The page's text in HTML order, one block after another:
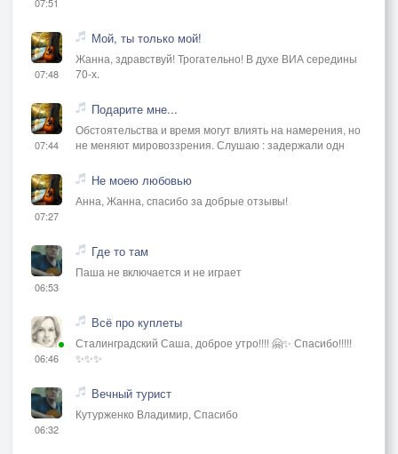
07:48
Мой, ты только мой!
Жанна, здравствуй! Трогательно! В духе ВИА середины
70-х.
07:44
Подарите мне...
Обстоятельства и время могут влиять на намерения, но
не меняют мировоззрения. Слушаю : задержали одн
07:27
Не моею любовью
Анна, Жанна, спасибо за добрые отзывы!
06:53
Где то там
Паша не включается и не играет
06:46
Всё про куплеты
Сталинградский Саша, доброе утро!!!! 🤗✨ Спасибо!!!!!
✨✨✨
06:32
Вечный турист
Кутурженко Владимир, Спасибо